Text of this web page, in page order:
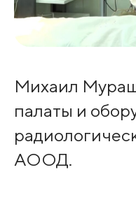
Михаил
палаты и
АООД.